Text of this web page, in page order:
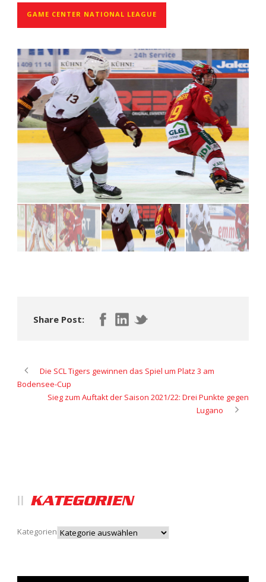
GAME CENTER NATIONAL LEAGUE
Share Post:
Die SCL Tigers gewinnen das Spiel um Platz 3 am
Bodensee-Cup
Sieg zum Auftakt der Saison 2021/22: Drei Punkte gegen
Lugano
KATEGORIEN
Kategorien